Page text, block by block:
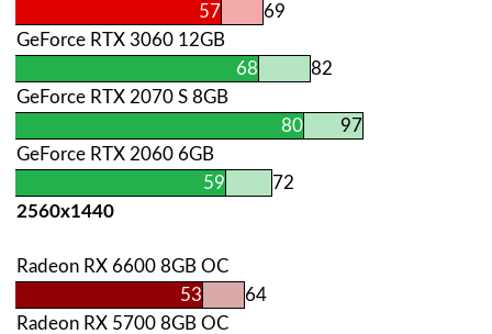
57
69
GeForce RTX 3060 12GB
68
82
GeForce RTX 2070 S 8GB
80
97
GeForce RTX 2060 6GB
59
72
2560х1440
Radeon RX 6600 8GB OC
53
64
Radeon RX 5700 8GB OC